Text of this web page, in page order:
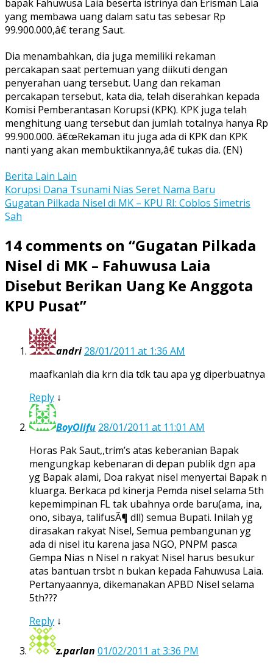
bapak Fahuwusa Laia beserta istrinya dan Erisman Laia
yang membawa uang dalam satu tas sebesar Rp
99.900.000,â€ terang Saut.
Dia menambahkan, dia juga memiliki rekaman
percakapan saat pertemuan yang diikuti dengan
penyerahan uang tersebut. Uang dan rekaman
percakapan tersebut, kata dia, telah diserahkan kepada
Komisi Pemberantasan Korupsi (KPK). KPK juga telah
menghitung uang tersebut dan jumlah totalnya hanya Rp
99.900.000. â€œRekaman itu juga ada di KPK dan KPK
nanti yang akan membuktikannya,â€ tukas dia. (EN)
Berita Lain Lain
Post
navigation
Korupsi Dana Tsunami Nias Seret Nama Baru
Gugatan Pilkada Nisel di MK – KPU RI: Coblos Simetris
Sah
14 comments on “Gugatan Pilkada
Nisel di MK – Fahuwusa Laia
Disebut Berikan Uang Ke Anggota
KPU Pusat”
andri 28/01/2011 at 1:36 AM
maafkanlah dia krn dia tdk tau apa yg diperbuatnya
Reply ↓
BoyOlifu 28/01/2011 at 11:01 AM
Horas Pak Saut,,trim’s atas keberanian Bapak
mengungkap kebenaran di depan publik dgn apa
yg Bapak alami, Doa rakyat nisel menyertai Bapak n
kluarga. Berkaca pd kinerja Pemda nisel selama 5th
kepemimpinan FL tak ubahnya orde baru(ama, ina,
ono, sibaya, talifusÃ¶ dll) semua Bupati. Inilah yg
dirasakan rakyat Nisel, Semua pembangunan yg
ada di nisel itu karena jasa NGO, PNPM pasca
Gempa Nias n Nisel n rakyat Nisel harus besukur
atas bantuan trsbt n bukan kepada Fahuwusa Laia.
Pertanyaannya, dikemanakan APBD Nisel selama
5th???
Reply ↓
z.parlan 01/02/2011 at 3:36 PM